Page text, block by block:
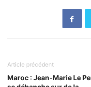
Article précédent
Maroc : Jean-Marie Le